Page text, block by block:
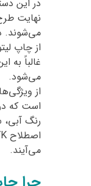
در این
نهایت
می‌شوند.
از چاپ
غالباً به
می‌شود.
از
است که
رنگ آبی،
می‌آیند.